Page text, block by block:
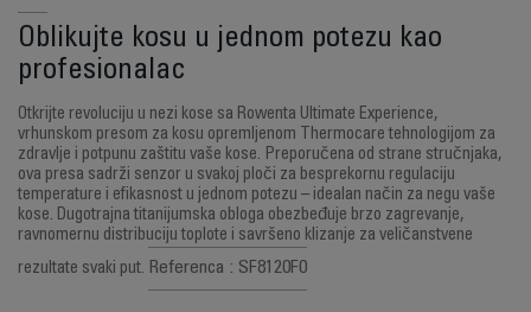
Oblikujte kosu u jednom potezu kao
profesionalac
Otkrijte revoluciju u nezi kose sa Rowenta Ultimate Experience,
vrhunskom presom za kosu opremljenom Thermocare tehnologijom za
zdravlje i potpunu zaštitu vaše kose. Preporučena od strane stručnjaka,
ova presa sadrži senzor u svakoj ploči za besprekornu regulaciju
temperature i efikasnost u jednom potezu – idealan način za negu vaše
kose. Dugotrajna titanijumska obloga obezbeđuje brzo zagrevanje,
ravnomernu distribuciju toplote i savršeno klizanje za veličanstvene
rezultate svaki put. Referenca : SF8120F0